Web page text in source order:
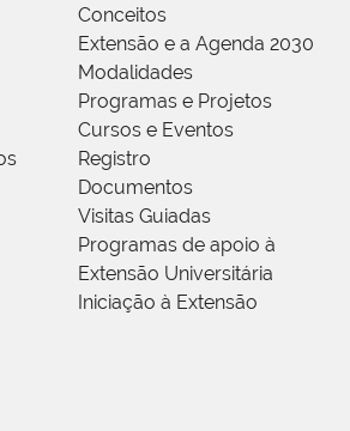
Conceitos
Extensão e a Agenda 2030
Modalidades
Programas e Projetos
Cursos e Eventos
Registro
Documentos
Visitas Guiadas
Programas de apoio à
Extensão Universitária
Iniciação à Extensão